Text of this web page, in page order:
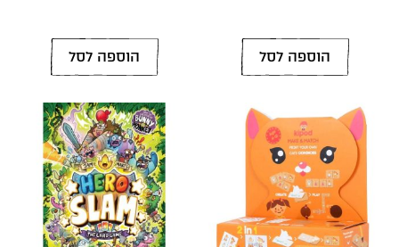
הוספה לסל הוספה לסל